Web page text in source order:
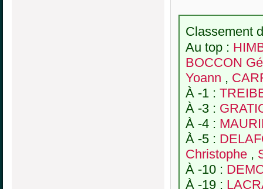
Classement
Au top :
BOCCON
Yoann ,
À -1 :
À -3 :
À -4 :
À -5 :
Christophe ,
À -10 :
À -19 :